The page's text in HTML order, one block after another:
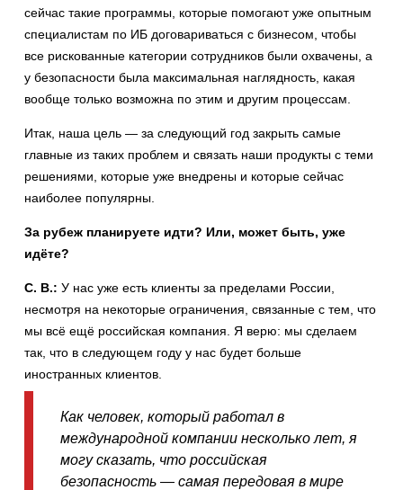
сейчас такие программы, которые помогают уже опытным
специалистам по ИБ договариваться с бизнесом, чтобы
все рискованные категории сотрудников были охвачены, а
у безопасности была максимальная наглядность, какая
вообще только возможна по этим и другим процессам.
Итак, наша цель — за следующий год закрыть самые
главные из таких проблем и связать наши продукты с теми
решениями, которые уже внедрены и которые сейчас
наиболее популярны.
За рубеж планируете идти? Или, может быть, уже
идёте?
С. В.: У нас уже есть клиенты за пределами России,
несмотря на некоторые ограничения, связанные с тем, что
мы всё ещё российская компания. Я верю: мы сделаем
так, что в следующем году у нас будет больше
иностранных клиентов.
Как человек, который работал в
международной компании несколько лет, я
могу сказать, что российская
безопасность — самая передовая в мире